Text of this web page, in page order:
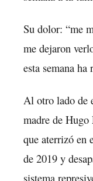
Su dolor: “me
me dejaron
esta semana
Al otro lado de
madre de
que aterrizó en
de 2019 y
sistema